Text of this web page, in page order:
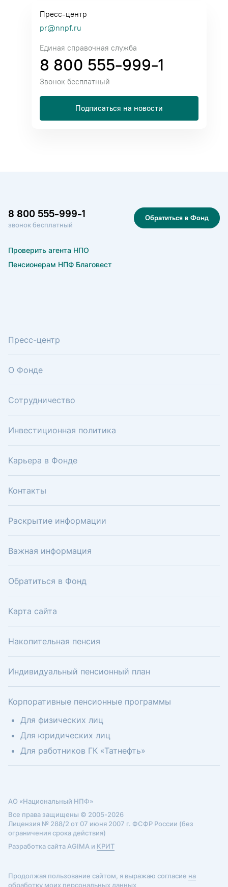
Пресс-центр
pr@nnpf.ru
Единая справочная служба
8 800 555-999-1
Звонок бесплатный
Подписаться на новости
8 800 555-999-1
звонок бесплатный
Обратиться в Фонд
Проверить агента НПО
Пенсионерам НПФ Благовест
Пресс-центр
О Фонде
Сотрудничество
Инвестиционная политика
Карьера в Фонде
Контакты
Раскрытие информации
Важная информация
Обратиться в Фонд
Карта сайта
Накопительная пенсия
Индивидуальный пенсионный план
Корпоративные пенсионные программы
Для физических лиц
Для юридических лиц
Для работников ГК «Татнефть»
АО «Национальный НПФ»
Все права защищены © 2005-2026
Лицензия № 288/2 от 07 июня 2007 г. ФСФР России (без
ограничения срока действия)
Разработка сайта AGIMA и КРИТ
Продолжая пользование сайтом, я выражаю согласие на
обработку моих персональных данных